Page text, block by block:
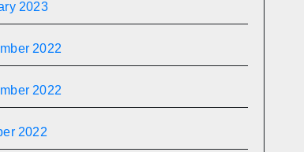
2023
2022
2022
2022